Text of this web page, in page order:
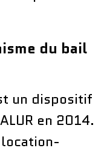
du bail
un dispositif
en 2014.
location-